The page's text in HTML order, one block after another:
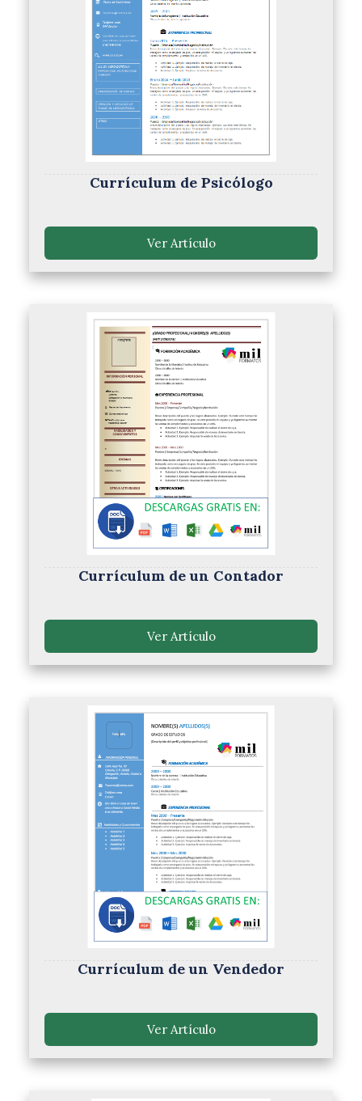
Currículum de Psicólogo
Ver Artículo
Currículum de un Contador
Ver Artículo
Currículum de un Vendedor
Ver Artículo